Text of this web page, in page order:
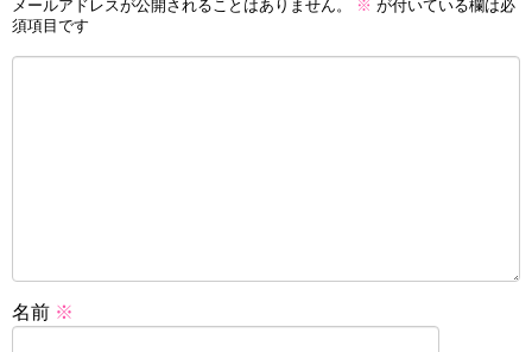
メールアドレスが公開されることはありません。 ※ が付いている欄は必
須項目です
名前 ※